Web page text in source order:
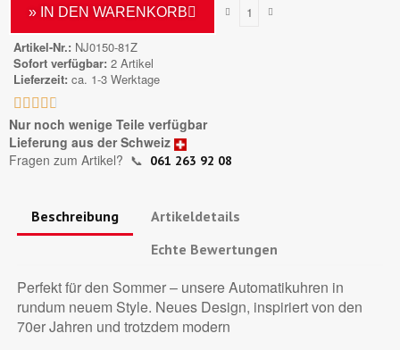
» IN DEN WARENKORB
Artikel-Nr. NJ0150-81Z
Sofort verfügbar 2 Artikel
Lieferzeit ca. 1-3 Werktage
    
Nur noch wenige Teile verfügbar
Lieferung aus der Schweiz
Fragen zum Artikel? 📞 061 263 92 08
Beschreibung
Artikeldetails
Echte Bewertungen
Perfekt für den Sommer – unsere Automatikuhren in
rundum neuem Style. Neues Design, inspiriert von den
70er Jahren und trotzdem modern